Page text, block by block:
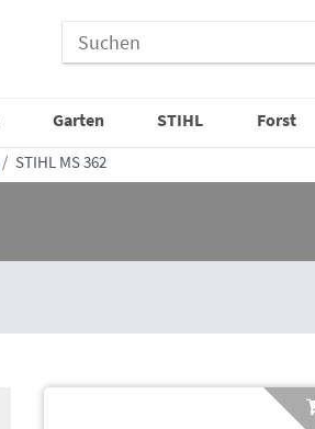
Garten STIHL Forst
STIHL MS 362